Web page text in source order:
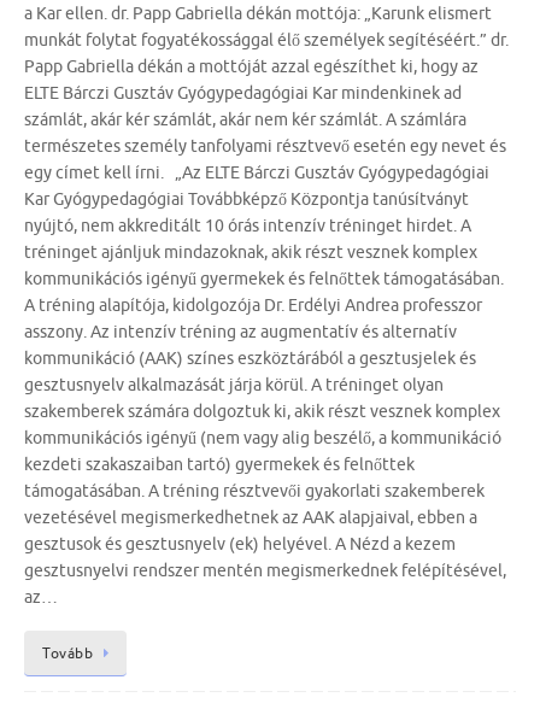
a Kar ellen. dr. Papp Gabriella dékán mottója: „Karunk elismert
munkát folytat fogyatékossággal élő személyek segítéséért.” dr.
Papp Gabriella dékán a mottóját azzal egészíthet ki, hogy az
ELTE Bárczi Gusztáv Gyógypedagógiai Kar mindenkinek ad
számlát, akár kér számlát, akár nem kér számlát. A számlára
természetes személy tanfolyami résztvevő esetén egy nevet és
egy címet kell írni. „Az ELTE Bárczi Gusztáv Gyógypedagógiai
Kar Gyógypedagógiai Továbbképző Központja tanúsítványt
nyújtó, nem akkreditált 10 órás intenzív tréninget hirdet. A
tréninget ajánljuk mindazoknak, akik részt vesznek komplex
kommunikációs igényű gyermekek és felnőttek támogatásában.
A tréning alapítója, kidolgozója Dr. Erdélyi Andrea professzor
asszony. Az intenzív tréning az augmentatív és alternatív
kommunikáció (AAK) színes eszköztárából a gesztusjelek és
gesztusnyelv alkalmazását járja körül. A tréninget olyan
szakemberek számára dolgoztuk ki, akik részt vesznek komplex
kommunikációs igényű (nem vagy alig beszélő, a kommunikáció
kezdeti szakaszaiban tartó) gyermekek és felnőttek
támogatásában. A tréning résztvevői gyakorlati szakemberek
vezetésével megismerkedhetnek az AAK alapjaival, ebben a
gesztusok és gesztusnyelv (ek) helyével. A Nézd a kezem
gesztusnyelvi rendszer mentén megismerkednek felépítésével,
az…
Tovább